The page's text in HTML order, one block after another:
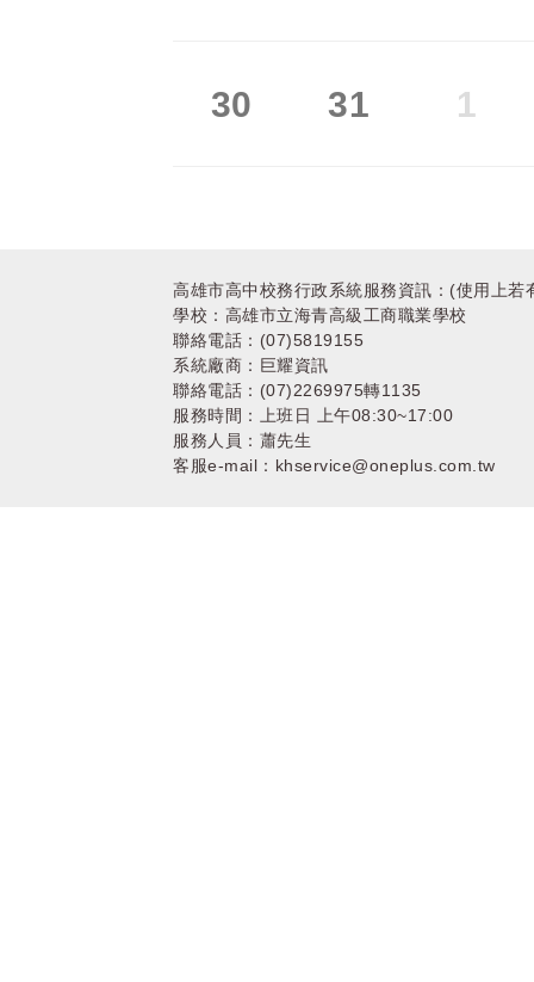
30 31 1
高雄市高中校務行政系統服務資訊：(使用上若
學校：高雄市立海青高級工商職業學校
聯絡電話：(07)5819155
系統廠商：巨耀資訊
聯絡電話：(07)2269975轉1135
服務時間：上班日 上午08:30~17:00
服務人員：蕭先生
客服e-mail：khservice@oneplus.com.tw